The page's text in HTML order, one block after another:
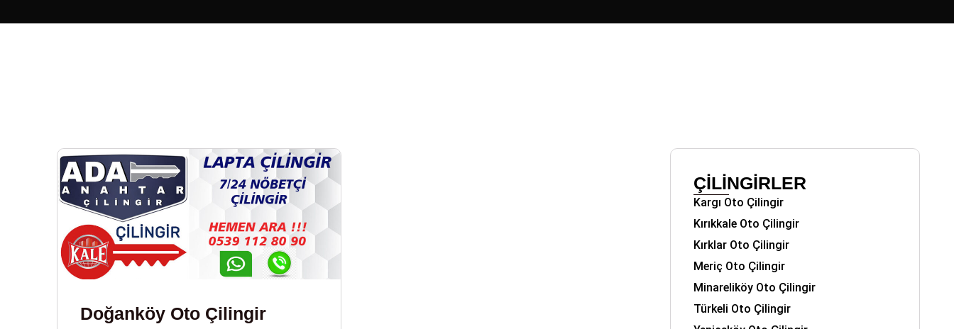
Doğanköy Oto Çilingir
ÇİLİNGİRLER
Kargı Oto Çilingir
Kırıkkale Oto Çilingir
Kırklar Oto Çilingir
Meriç Oto Çilingir
Minareliköy Oto Çilingir
Türkeli Oto Çilingir